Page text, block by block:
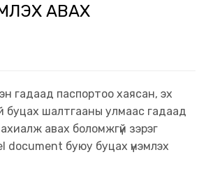
АВАХ
гадаад паспортоо хаясан, эх
буцах шалтгааны улмаас гадаад
авах боломжгүй зэрэг
document буюу буцах үнэмлэх